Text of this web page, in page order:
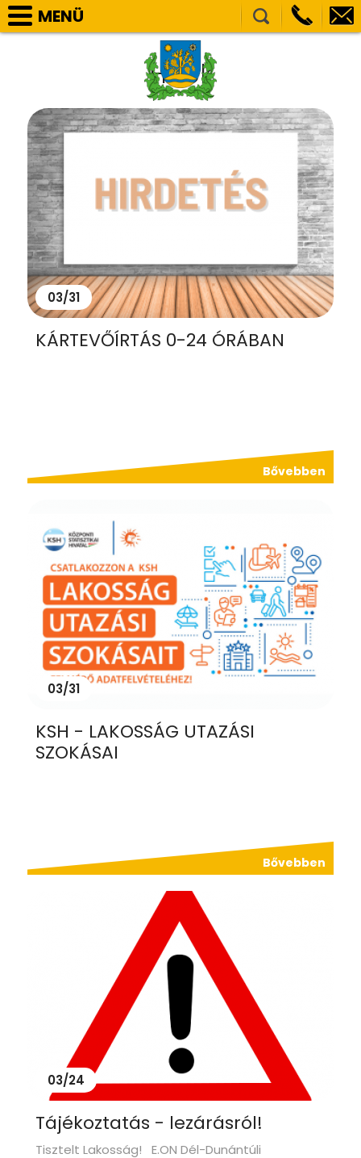
MENÜ
SELLYE VÁROS ÖNKORMÁNYZAT
NEMZETISÉGI ÖNKORMÁNYZATOK
HIVATAL
PÁLYÁZATOK, BERUHÁZÁSOK
KÖZÉRDEKŰ ADATOK
VÁLASZTÁS
E-ÜGYINTÉZÉS
KÉPGALÉRIA
Hírek
03/31
KÁRTEVŐÍRTÁS 0-24 ÓRÁBAN
Bővebben
03/31
KSH - LAKOSSÁG UTAZÁSI
SZOKÁSAI
Bővebben
03/24
Tájékoztatás - lezárásról!
Tisztelt Lakosság! E.ON Dél-Dunántúli